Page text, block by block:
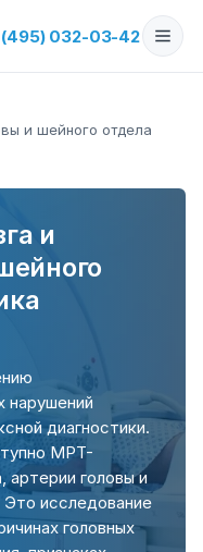
(495) 032-03-42
и шейного отдела
и
нарушений
диагностики.
МРТ-
артерии головы и
Это исследование
головных